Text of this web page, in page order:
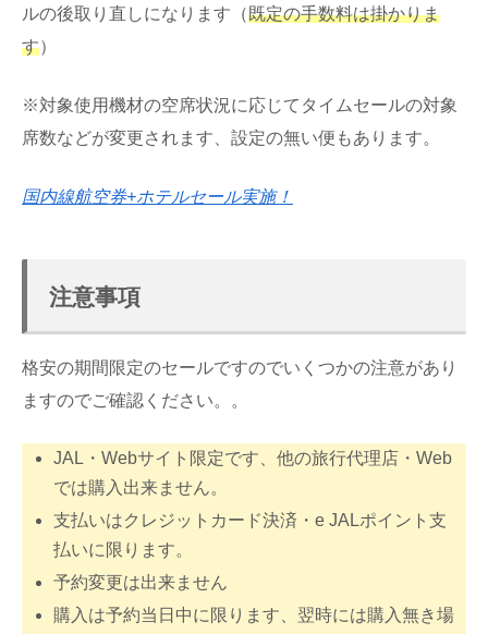
ルの後取り直しになります（既定の手数料は掛かりま
す）
※対象使用機材の空席状況に応じてタイムセールの対象
席数などが変更されます、設定の無い便もあります。
国内線航空券+ホテルセール実施！
注意事項
格安の期間限定のセールですのでいくつかの注意があり
ますのでご確認ください。。
JAL・Webサイト限定です、他の旅行代理店・Web
では購入出来ません。
支払いはクレジットカード決済・e JALポイント支
払いに限ります。
予約変更は出来ません
購入は予約当日中に限ります、翌時には購入無き場